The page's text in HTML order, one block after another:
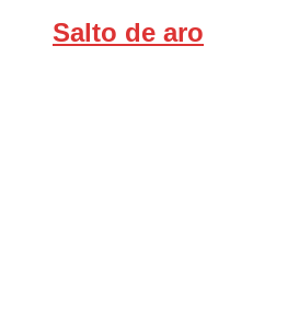
Salto de aro